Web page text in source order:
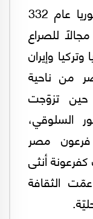
ثمّ جاء غزو الاسكندر الأكبر لسوريا عام 332
للصراع
وإيران
من ناحية
تزوّجت
السلوقي،
مصر
أنثى
الثقافة